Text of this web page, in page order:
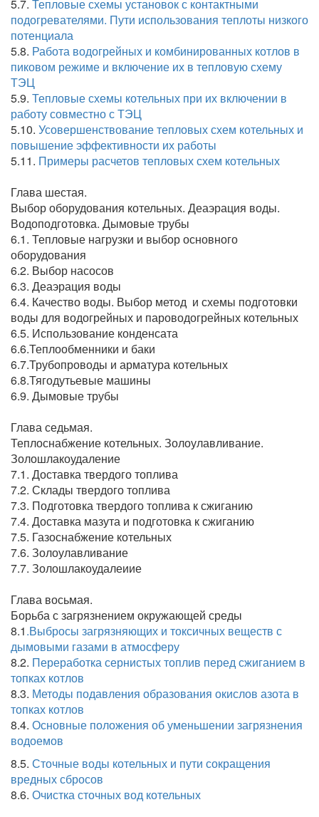
5.7. Тепловые схемы установок с контактными
подогревателями. Пути использования теплоты низкого
потенциала
5.8. Работа водогрейных и комбинированных котлов в
пиковом режиме и включение их в тепловую схему
ТЭЦ
5.9. Тепловые схемы котельных при их включении в
работу совместно с ТЭЦ
5.10. Усовершенствование тепловых схем котельных и
повышение эффективности их работы
5.11. Примеры расчетов тепловых схем котельных
Глава шестая.
Выбор оборудования котельных. Деаэрация воды.
Водоподготовка. Дымовые трубы
6.1. Тепловые нагрузки и выбор основного
оборудования
6.2. Выбор насосов
6.3. Деаэрация воды
6.4. Качество воды. Выбор метод и схемы подготовки
воды для водогрейных и пароводогрейных котельных
6.5. Использование конденсата
6.6.Теплообменники и баки
6.7.Трубопроводы и арматура котельных
6.8.Тягодутьевые машины
6.9. Дымовые трубы
Глава седьмая.
Теплоснабжение котельных. Золоулавливание.
Золошлакоудаление
7.1. Доставка твердого топлива
7.2. Склады твердого топлива
7.3. Подготовка твердого топлива к сжиганию
7.4. Доставка мазута и подготовка к сжиганию
7.5. Газоснабжение котельных
7.6. Золоулавливание
7.7. Золошлакоудалеиие
Глава восьмая.
Борьба с загрязнением окружающей среды
8.1.Выбросы загрязняющих и токсичных веществ с
дымовыми газами в атмосферу
8.2. Переработка сернистых топлив перед сжиганием в
топках котлов
8.3. Методы подавления образования окислов азота в
топках котлов
8.4. Основные положения об уменьшении загрязнения
водоемов
8.5. Сточные воды котельных и пути сокращения
вредных сбросов
8.6. Очистка сточных вод котельных